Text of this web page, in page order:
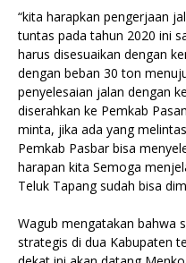
“kita harapkan pengerjaan
tuntas pada tahun 2020 ini
harus disesuaikan dengan
dengan beban 30 ton
penyelesaian jalan dengan
diserahkan ke Pemkab
minta, jika ada yang
Pemkab Pasbar bisa
harapan kita Semoga
Teluk Tapang sudah bisa
Wagub mengatakan bahwa
strategis di dua Kabupaten